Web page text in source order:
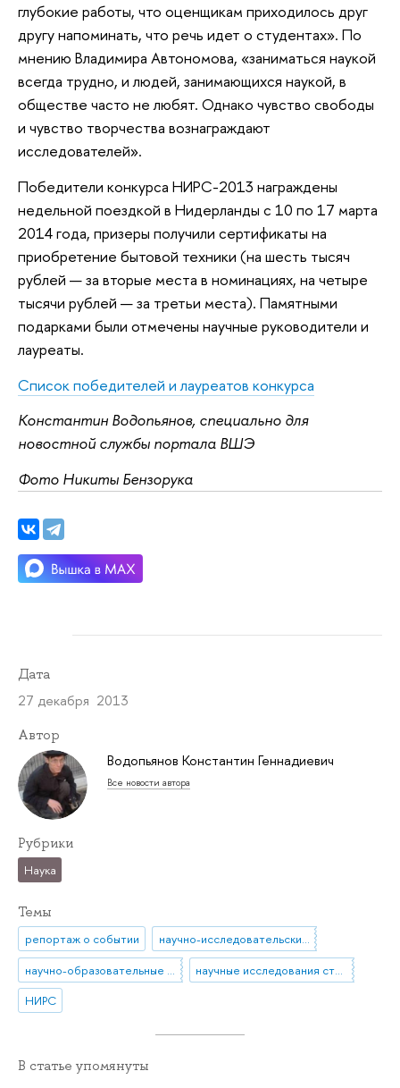
глубокие работы, что оценщикам приходилось друг
другу напоминать, что речь идет о студентах». По
мнению Владимира Автономова, «заниматься наукой
всегда трудно, и людей, занимающихся наукой, в
обществе часто не любят. Однако чувство свободы
и чувство творчества вознаграждают
исследователей».
Победители конкурса НИРС-2013 награждены
недельной поездкой в Нидерланды с 10 по 17 марта
2014 года, призеры получили сертификаты на
приобретение бытовой техники (на шесть тысяч
рублей — за вторые места в номинациях, на четыре
тысячи рублей — за третьи места). Памятными
подарками были отмечены научные руководители и
лауреаты.
Список победителей и лауреатов конкурса
Константин Водопьянов, специально для
новостной службы портала ВШЭ
Фото Никиты Бензорука
Дата
27 декабря 2013
Автор
Водопьянов Константин Геннадиевич
Все новости автора
Рубрики
Наука
Темы
репортаж о событии
научно-исследовательские проекты
научно-образовательные конкурсы
научные исследования студентов
НИРС
В статье упомянуты